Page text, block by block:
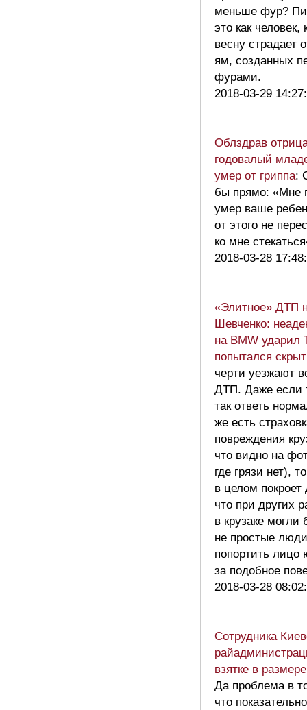
меньше фур?
это как
весну страдает
ям, созданных
фурами.
2018-03-29
Облздрав
годовалый
умер от гриппа:
бы прямо: «Мне
умер ваше
от этого не
ко мне
2018-03-28
«Элитное» ДТП
Шевченко:
на BMW ударил
попытался
черти уезжают
ДТП. Даже если
так ответь
же есть
повреждения
что видно на
где грязи нет),
в целом
что при других
в крузаке могли
не простые
попортить лицо
за подобное
2018-03-28
Сотрудника
взятке в
Да проблема в
что